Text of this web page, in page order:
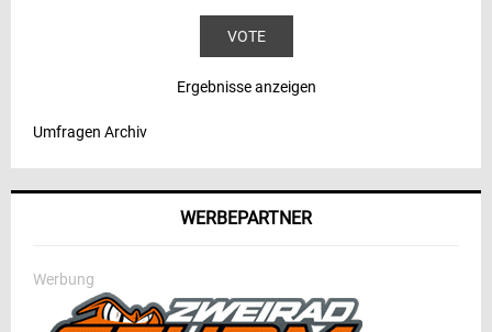
Ergebnisse anzeigen
Umfragen Archiv
WERBEPARTNER
Werbung